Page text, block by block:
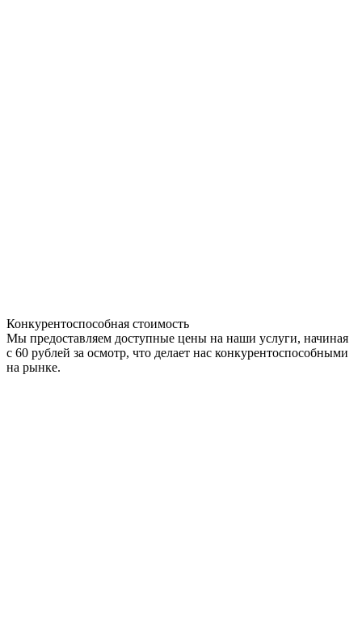
Конкурентоспособная стоимость
Мы предоставляем доступные цены на наши услуги, начиная
с 60 рублей за осмотр, что делает нас конкурентоспособными
на рынке.